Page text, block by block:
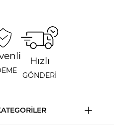
Hızlı
GÖNDERİ